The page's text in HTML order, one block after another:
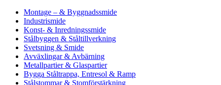
Montage – & Byggnadssmide
Industrismide
Konst- & Inredningssmide
Stålbyggen & Ståltillverkning
Svetsning & Smide
Avväxlingar & Avbärning
Metallpartier & Glaspartier
Bygga Ståltrappa, Entresol & Ramp
Stålstommar & Stomförstärkning